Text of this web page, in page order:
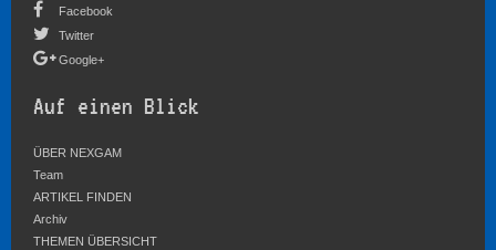
Facebook
Twitter
Google+
Auf einen Blick
ÜBER NEXGAM
Team
ARTIKEL FINDEN
Archiv
THEMEN ÜBERSICHT